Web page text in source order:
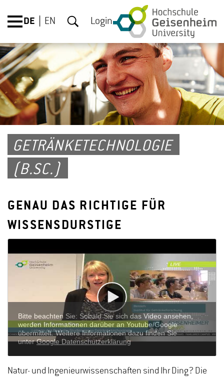
DE EN Login
GETRÄNKETECHNOLOGIE
(B.SC.)
GENAU DAS RICHTIGE FÜR
WISSENSDURSTIGE
Natur- und Ingenieurwissenschaften sind Ihr Ding? Die